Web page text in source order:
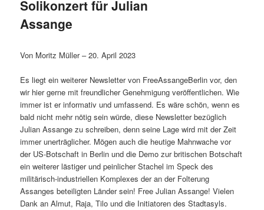
Solikonzert für Julian
Assange
Von Moritz Müller – 20. April 2023
Es liegt ein weiterer Newsletter von FreeAssangeBerlin vor, den
wir hier gerne mit freundlicher Genehmigung veröffentlichen. Wie
immer ist er informativ und umfassend. Es wäre schön, wenn es
bald nicht mehr nötig sein würde, diese Newsletter bezüglich
Julian Assange zu schreiben, denn seine Lage wird mit der Zeit
immer unerträglicher. Mögen auch die heutige Mahnwache vor
der US-Botschaft in Berlin und die Demo zur britischen Botschaft
ein weiterer lästiger und peinlicher Stachel im Speck des
militärisch-industriellen Komplexes der an der Folterung
Assanges beteiligten Länder sein! Free Julian Assange! Vielen
Dank an Almut, Raja, Tilo und die Initiatoren des Stadtasyls.